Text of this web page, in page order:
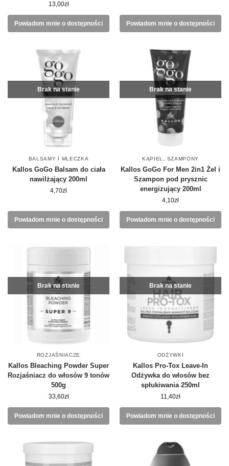
13,00zł
Powiadom mnie o dostępności Powiadom mnie o dostępności
Brak na stanie
BALSAMY I MLECZKA
Kallos GoGo Balsam do ciała
nawilżający 200ml
4,70zł
Powiadom mnie o dostępności
Brak na stanie
KĄPIEL SZAMPONY
Kallos GoGo For Men 2in1 Żel i
Szampon pod prysznic
energizujący 200ml
4,10zł
Powiadom mnie o dostępności
Brak na stanie
ROZJAŚNIACZE
Kallos Bleaching Powder Super
Rozjaśniacz do włosów 9 tonów
500g
33,60zł
Powiadom mnie o dostępności
Brak na stanie
ODŻYWKI
Kallos Pro-Tox Leave-In
Odżywka do włosów bez
spłukiwania 250ml
11,40zł
Powiadom mnie o dostępności